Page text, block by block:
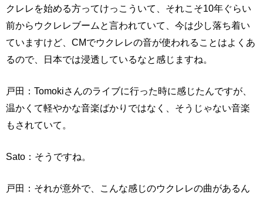
クレレを始める方ってけっこういて、それこそ10年ぐらい
前からウクレレブームと言われていて、今は少し落ち着い
ていますけど、CMでウクレレの音が使われることはよくあ
るので、日本では浸透しているなと感じますね。
戸田：Tomokiさんのライブに行った時に感じたんですが、
温かくて軽やかな音楽ばかりではなく、そうじゃない音楽
もされていて。
Sato：そうですね。
戸田：それが意外で、こんな感じのウクレレの曲があるん